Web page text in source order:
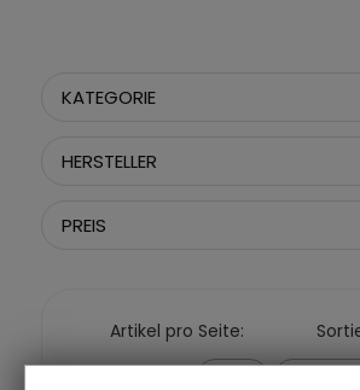
KATEGORIE
HERSTELLER
PREIS
Artikel pro Seite: